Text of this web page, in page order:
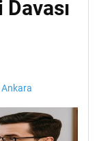
Ankara